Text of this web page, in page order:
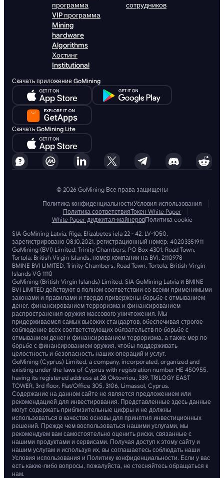
программа
VIP программа
Mining
hardware
Algorithms
Хостинг
Institutional
сотрудников
Скачать приложение GoMining
Скачать GoMining Lite
© 2026 GoMining Все права защищены
Политика конфиденциальностиУсловия использования
Политика соответствияТокен White Paper
White Paper диджитал-майнеровПолитика cookie
SIA GoMining Latvia, Rīga, Elizabetes iela 22 - 42, LV-1050,
зарегистрировано 08.10.2021, регистрационный номер: 40203351911
GoMining (BVI) Limited, Trinity Chambers, PO Box 4301, Road Town,
Tortola, British Virgin Islands, номер компании на BVI: 2110978
BMINE BVI LIMITED, Trinity Chambers, Road Town, Tortola, British Virgin
Islands VG 1110
GoMining (British Virgin Islands) Limited, SIA GoMining Latvia и BMINE
BVI LIMITED действуют в полном соответствии со всеми применимыми
законами и правилами и твердо привержены борьбе с отмыванием
денег, финансированием терроризма и финансированием
распространения оружия массового уничтожения. Мы
придерживаемся самых высоких стандартов, обеспечивая строгое
соблюдение всех соответствующих обязательств по борьбе с
отмыванием денег и финансированием терроризма, а также мер по
борьбе с финансированием оружия, чтобы поддерживать
целостность и безопасность наших операций и услуг.
GoMining (Cyprus) Limited, a company, incorporated, organized and
existing under the laws of Cyprus with registration number HE 450955,
having its registered address at 28 Oktovriou, 339, TRILOGY EAST
TOWER, 3rd floor, Flat/Office 305, 3106, Limassol, Cyprus.
Содержание на данном сайте не является предложением или
рекомендацией для инвестирования. Представленные здесь данные
могут содержать приблизительные цифры и не должны
использоваться в качестве основы для принятия инвестиционных
решений. Прежде чем воспользоваться нашими услугами, мы
рекомендуем вам самостоятельно оценить риски, связанные с
нашими продуктами и сервисами. Получая доступ к этому сайту и
нашим услугам и используя их, вы соглашаетесь соблюдать наши
Условия использования и Политику конфиденциальности. Если у вас
есть какие-либо вопросы, пожалуйста, не стесняйтесь обращаться к
нам.